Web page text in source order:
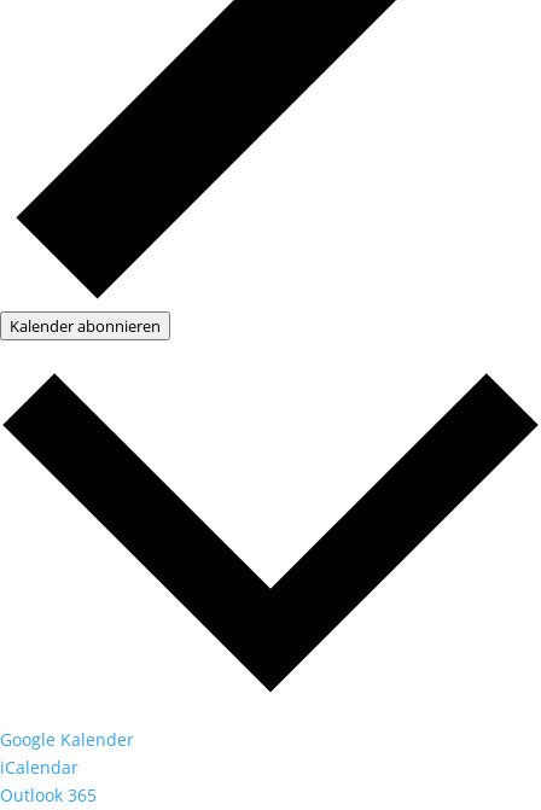
Kalender abonnieren
Google Kalender
iCalendar
Outlook 365